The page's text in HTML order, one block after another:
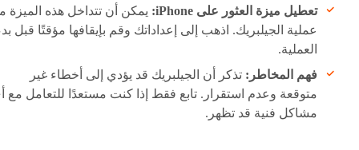
تعطيل ميزة العثور على iPhone:
يمكن أن تتداخل هذه الميزة
عملية الجيلبريك. اذهب إلى إعداداتك وقم بإيقافها مؤقتًا قبل
العملية.
فهم المخاطر: تذكر أن الجيلبريك قد يؤدي إلى أخطاء غير
متوقعة وعدم استقرار. تابع فقط إذا كنت مستعدًا للتعامل مع
مشاكل فنية قد تظهر.